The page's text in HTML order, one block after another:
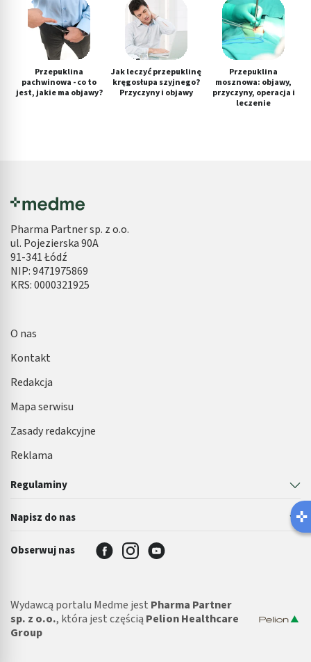
Przepuklina
pachwinowa - co to
jest, jakie ma objawy?
Jak leczyć przepuklinę
kręgosłupa szyjnego?
Przyczyny i objawy
Przepuklina
mosznowa: objawy,
przyczyny, operacja i
leczenie
Pharma Partner sp. z o.o.
ul. Pojezierska 90A
91-341 Łódź
NIP: 9471975869
KRS: 0000321925
Regulaminy
Napisz do nas
O nas
Kontakt
Redakcja
Mapa serwisu
Zasady redakcyjne
Reklama
Obserwuj nas
Wydawcą portalu Medme jest Pharma Partner
sp. z o.o., która jest częścią Pelion Healthcare
Group